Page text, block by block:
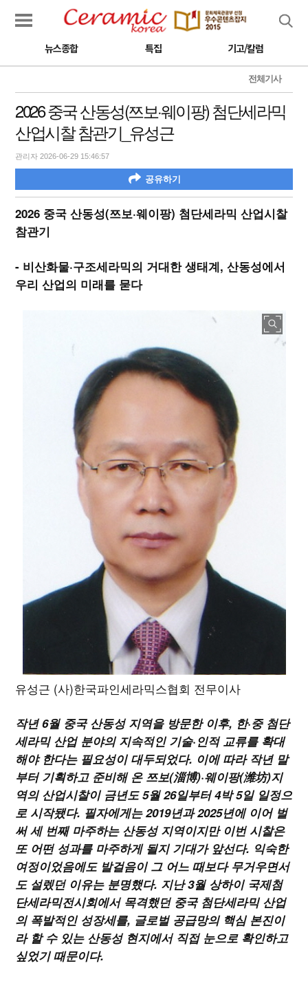
뉴스종합 특집 기고/칼럼
전체기사
2026 중국 산동성(쯔보·웨이팡) 첨단세라믹
산업시찰 참관기_유성근
관리자 2026-06-29 15:46:57
공유하기
2026 중국 산동성(쯔보·웨이팡) 첨단세라믹 산업시찰
참관기
- 비산화물·구조세라믹의 거대한 생태계, 산동성에서
우리 산업의 미래를 묻다
유성근 (사)한국파인세라믹스협회 전무이사
작년 6월 중국 산동성 지역을 방문한 이후, 한·중 첨단
세라믹 산업 분야의 지속적인 기술·인적 교류를 확대
해야 한다는 필요성이 대두되었다. 이에 따라 작년 말
부터 기획하고 준비해 온 쯔보(淄博)·웨이팡(潍坊)지
역의 산업시찰이 금년도 5월 26일부터 4박 5일 일정으
로 시작됐다. 필자에게는 2019년과 2025년에 이어 벌
써 세 번째 마주하는 산동성 지역이지만 이번 시찰은
또 어떤 성과를 마주하게 될지 기대가 앞선다. 익숙한
여정이었음에도 발걸음이 그 어느 때보다 무거우면서
도 설렜던 이유는 분명했다. 지난 3월 상하이 국제첨
단세라믹전시회에서 목격했던 중국 첨단세라믹 산업
의 폭발적인 성장세를, 글로벌 공급망의 핵심 본진이
라 할 수 있는 산동성 현지에서 직접 눈으로 확인하고
싶었기 때문이다.
검색